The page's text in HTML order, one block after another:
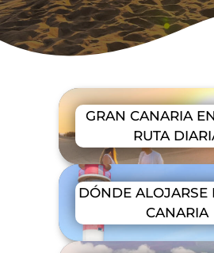
GRAN CANARIA
RUTA
DÓNDE ALOJARSE
CANARIA